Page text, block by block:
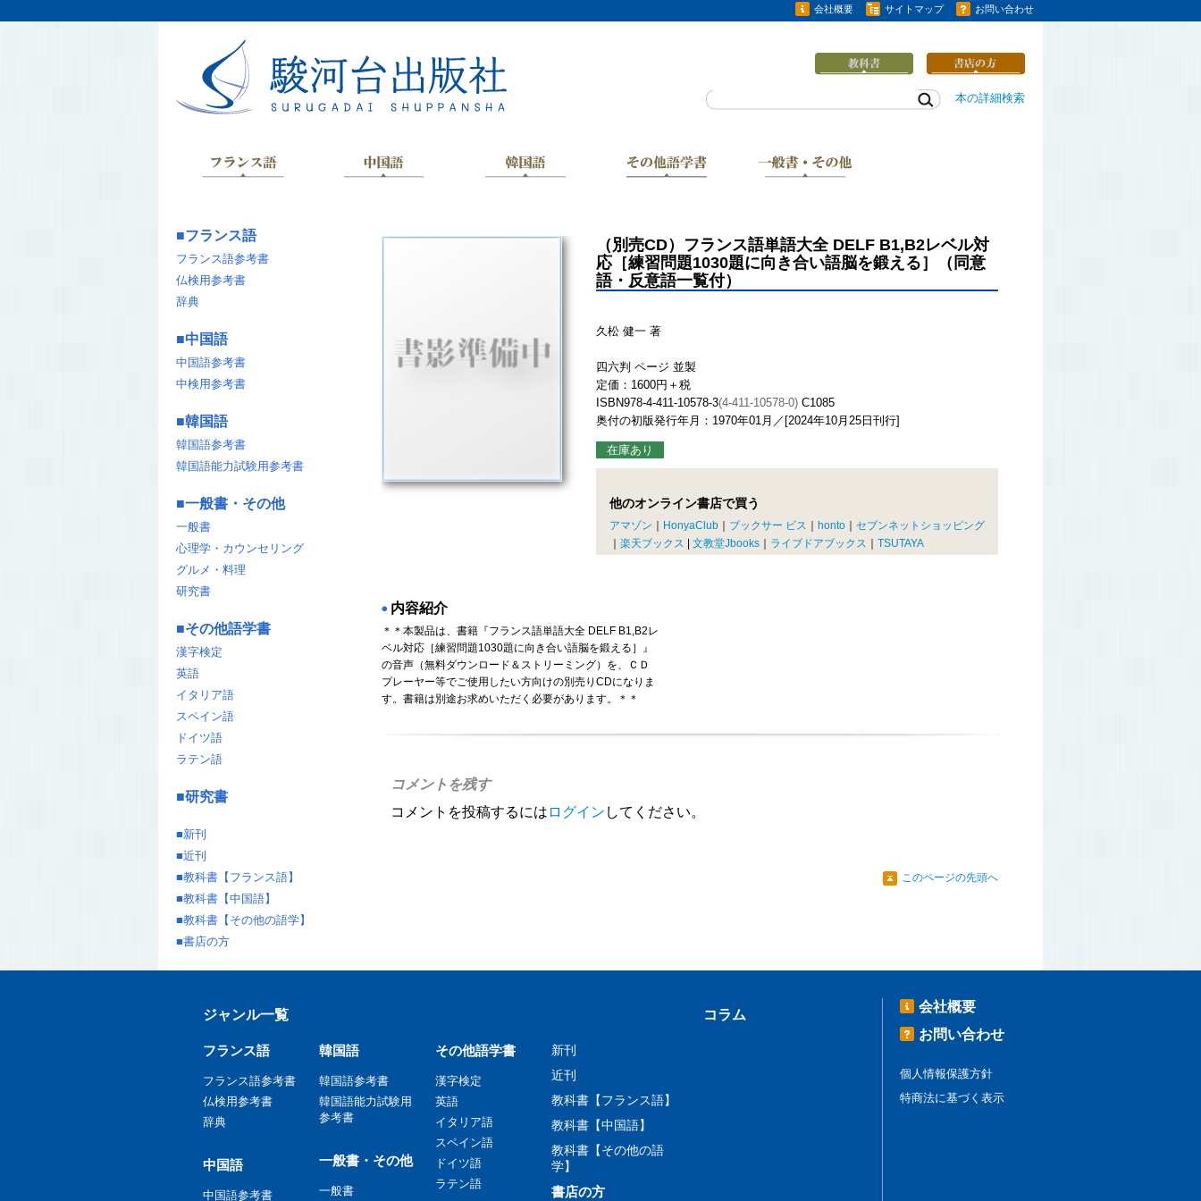
会社概要 サイトマップ お問い合わせ
本の詳細検索
（別売CD）フランス語単語大全 DELF B1,B2レベル対
応［練習問題1030題に向き合い語脳を鍛える］（同意
語・反意語一覧付）
久松 健一 著
四六判 ページ 並製
定価：1600円＋税
ISBN978-4-411-10578-3(4-411-10578-0) C1085
奥付の初版発行年月：1970年01月／[2024年10月25日刊行]
在庫あり
他のオンライン書店で買う
アマゾン HonyaClub ブックサー ビス honto
セブンネットショッピング
楽天ブックス 文教堂Jbooks ライブドアブックス TSUTAYA
◉ 内容紹介
＊＊本製品は、書籍『フランス語単語大全 DELF B1,B2レ
ベル対応［練習問題1030題に向き合い語脳を鍛える］』
の音声（無料ダウンロード＆ストリーミング）を、ＣＤ
プレーヤー等でご使用したい方向けの別売りCDになりま
す。書籍は別途お求めいただく必要があります。＊＊
コメントを残す
コメントを投稿するには ログイン してください。
このページの先頭へ
■フランス語
フランス語参考書
仏検用参考書
辞典
■中国語
中国語参考書
中検用参考書
■韓国語
韓国語参考書
韓国語能力試験用参考書
■一般書・その他
一般書
心理学・カウンセリング
グルメ・料理
研究書
■その他語学書
漢字検定
英語
イタリア語
スペイン語
ドイツ語
ラテン語
■研究書
■新刊
■近刊
■教科書【フランス語】
■教科書【中国語】
■教科書【その他の語学】
■書店の方
ジャンル一覧 コラム
フランス語
フランス語参考書
仏検用参考書
辞典
中国語
中国語参考書
韓国語
韓国語参考書
韓国語能力試験用
参考書
一般書・その他
一般書
その他語学書
漢字検定
英語
イタリア語
スペイン語
ドイツ語
ラテン語
新刊
近刊
教科書【フランス語】
教科書【中国語】
教科書【その他の語
学】
書店の方
会社概要
お問い合わせ
個人情報保護方針
特商法に基づく表示